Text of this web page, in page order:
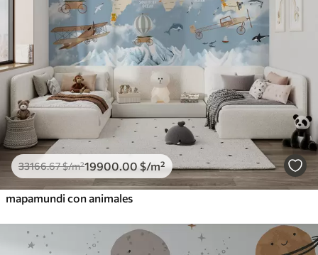
33166.67$/m²19900.00 $/m²
mapamundi con animales